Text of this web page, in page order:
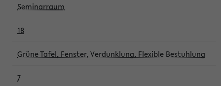
Seminarraum
18
Grüne Tafel, Fenster, Verdunklung, Flexible Bestuhlung
7